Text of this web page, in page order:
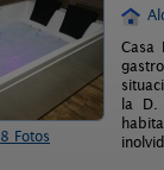
8 Fotos
Casa
la D.